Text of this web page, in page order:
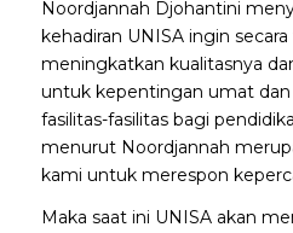
Noordjannah Djohantini
kehadiran UNISA ingin
meningkatkan kualitasnya
untuk kepentingan umat
fasilitas-fasilitas bagi
menurut Noordjannah
kami untuk merespon
Maka saat ini UNISA akan